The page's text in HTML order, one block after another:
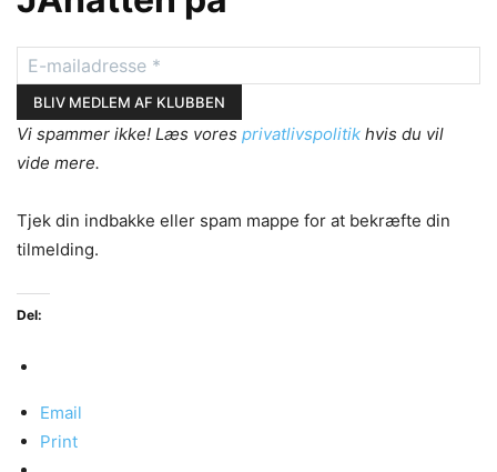
Vi spammer ikke! Læs vores privatlivspolitik hvis du vil
vide mere.
Tjek din indbakke eller spam mappe for at bekræfte din
tilmelding.
Del:
Email
Print